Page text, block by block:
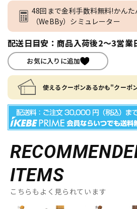
48回まで金利手数料無料!かん
（WeBBy）シミュレーター
配送日目安：商品入荷後2～3営業
お気に入りに追加
使えるクーポンあるかも"クーポ
ITEMS
こちらもよく見られています